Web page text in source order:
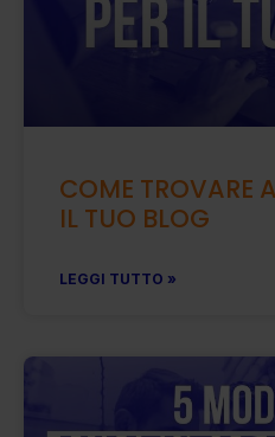
COME TROVARE
IL TUO BLOG
LEGGI TUTTO »